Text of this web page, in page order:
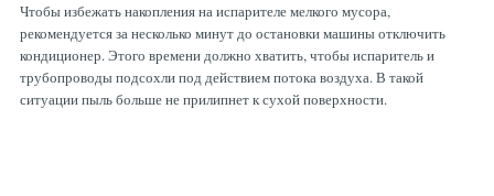
Чтобы избежать накопления на испарителе мелкого мусора,
рекомендуется за несколько минут до остановки машины отключить
кондиционер. Этого времени должно хватить, чтобы испаритель и
трубопроводы подсохли под действием потока воздуха. В такой
ситуации пыль больше не прилипнет к сухой поверхности.